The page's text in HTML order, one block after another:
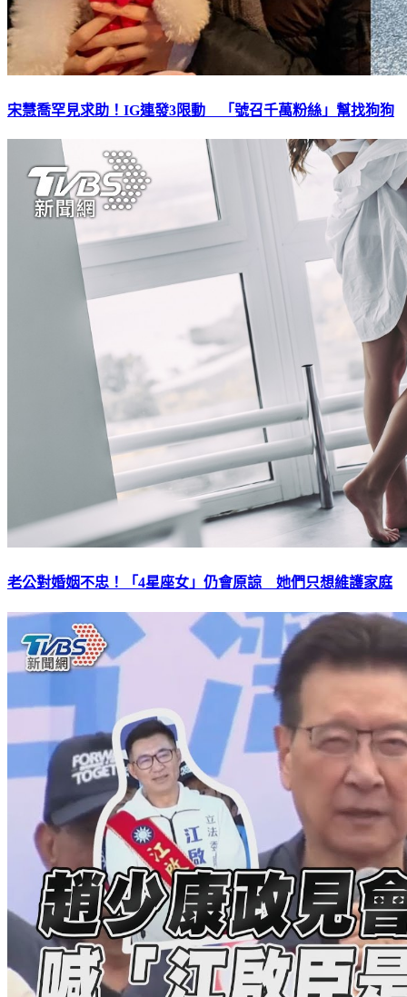
宋慧喬罕見求助！IG連發3限動 「號召千萬粉絲」幫找狗狗
老公對婚姻不忠！「4星座女」仍會原諒 她們只想維護家庭